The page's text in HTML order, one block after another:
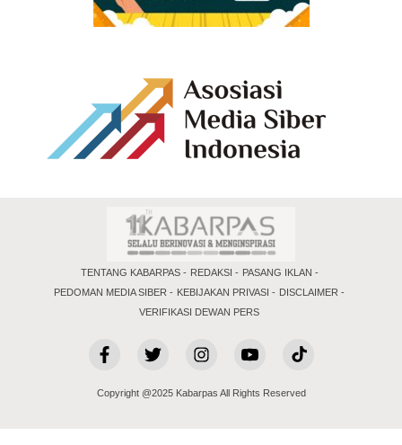
TENTANG KABARPAS REDAKSI
PASANG IKLAN
PEDOMAN MEDIA SIBER
KEBIJAKAN PRIVASI
DISCLAIMER
VERIFIKASI DEWAN PERS
Copyright @2025 Kabarpas All Rights Reserved